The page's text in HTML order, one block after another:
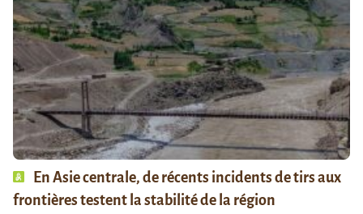
En Asie centrale, de récents incidents de tirs aux
frontières testent la stabilité de la région